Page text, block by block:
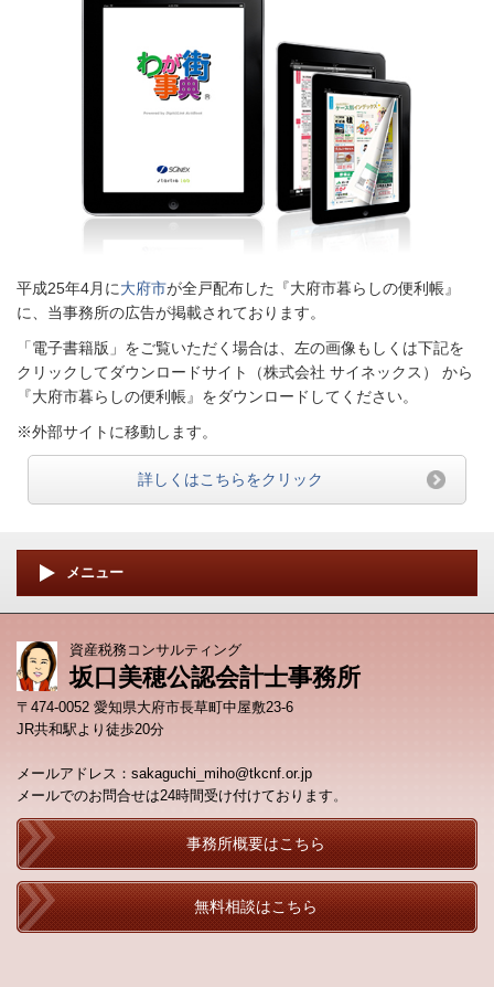
平成25年4月に大府市が全戸配布した『大府市暮らしの便利帳』
に、当事務所の広告が掲載されております。
「電子書籍版」をご覧いただく場合は、左の画像もしくは下記を
クリックしてダウンロードサイト（株式会社 サイネックス） から
『大府市暮らしの便利帳』をダウンロードしてください。
※外部サイトに移動します。
詳しくはこちらをクリック
メニュー
資産税務コンサルティング
坂口美穂公認会計士事務所
〒474-0052 愛知県大府市長草町中屋敷23-6
JR共和駅より徒歩20分
メールアドレス：sakaguchi_miho@tkcnf.or.jp
メールでのお問合せは24時間受け付けております 。
事務所概要はこちら
無料相談はこちら